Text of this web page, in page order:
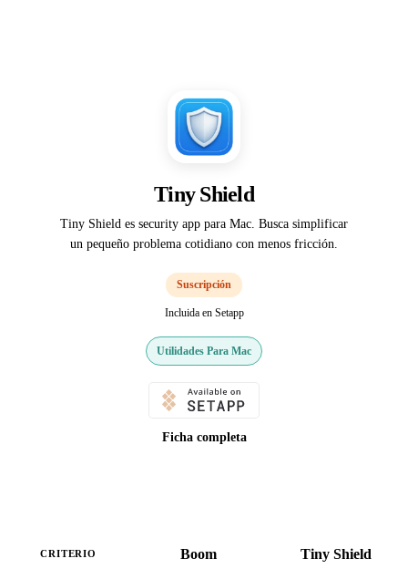
Tiny Shield
Tiny Shield es security app para Mac. Busca simplificar
un pequeño problema cotidiano con menos fricción.
Suscripción
Incluida en Setapp
Utilidades Para Mac
Ficha completa
CRITERIO Boom Tiny Shield